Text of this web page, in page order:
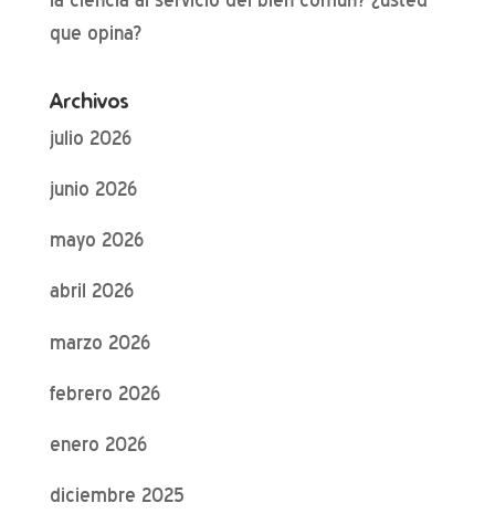
que opina?
Archivos
julio 2026
junio 2026
mayo 2026
abril 2026
marzo 2026
febrero 2026
enero 2026
diciembre 2025